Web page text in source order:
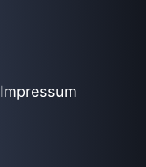
Impressum